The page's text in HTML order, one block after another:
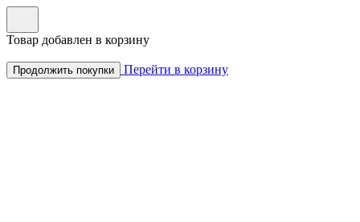
Товар добавлен в корзину
Продолжить покупки Перейти в корзину